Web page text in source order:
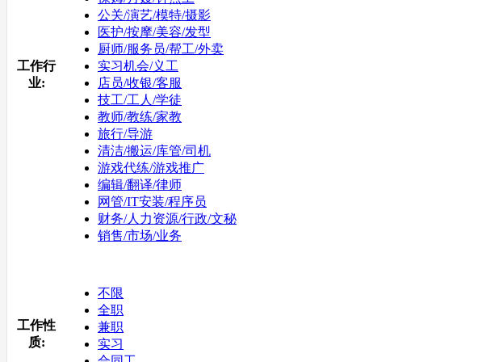
工作行
业:
公关/演艺/模特/摄影
医护/按摩/美容/发型
厨师/服务员/帮工/外卖
实习机会/义工
店员/收银/客服
技工/工人/学徒
教师/教练/家教
旅行/导游
清洁/搬运/库管/司机
游戏代练/游戏推广
编辑/翻译/律师
网管/IT安装/程序员
财务/人力资源/行政/文秘
销售/市场/业务
工作性
质:
不限
全职
兼职
实习